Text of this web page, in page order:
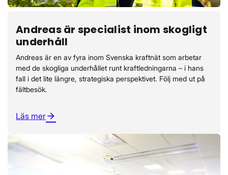
Andreas är specialist inom skogligt
underhåll
Andreas är en av fyra inom Svenska kraftnät som arbetar
med de skogliga underhållet runt kraftledningarna – i hans
fall i det lite längre, strategiska perspektivet. Följ med ut på
fältbesök.
Läs merarrow_forward